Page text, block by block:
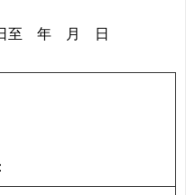
至 年 月 日